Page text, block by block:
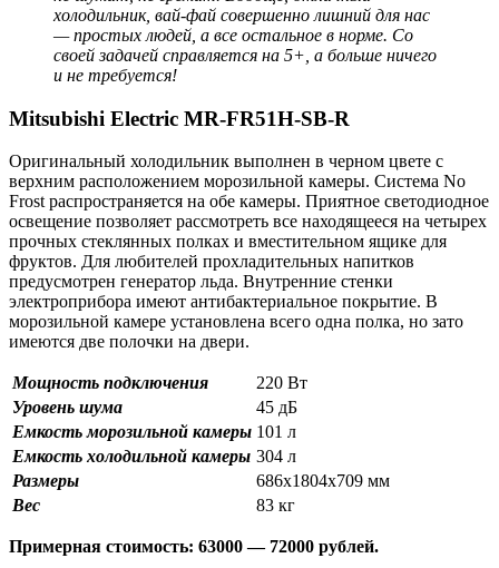
холодильник, вай-фай совершенно лишний для нас
— простых людей, а все остальное в норме. Со
своей задачей справляется на 5+, а больше ничего
и не требуется!
Mitsubishi Electric MR-FR51H-SB-R
Оригинальный холодильник выполнен в черном цвете с
верхним расположением морозильной камеры. Система No
Frost распространяется на обе камеры. Приятное светодиодное
освещение позволяет рассмотреть все находящееся на четырех
прочных стеклянных полках и вместительном ящике для
фруктов. Для любителей прохладительных напитков
предусмотрен генератор льда. Внутренние стенки
электроприбора имеют антибактериальное покрытие. В
морозильной камере установлена всего одна полка, но зато
имеются две полочки на двери.
Мощность подключения
220 Вт
Уровень шума
45 дБ
Емкость морозильной камеры 101 л
Емкость холодильной камеры 304 л
Размеры
686х1804х709 мм
Вес
83 кг
Примерная стоимость: 63000 — 72000 рублей.